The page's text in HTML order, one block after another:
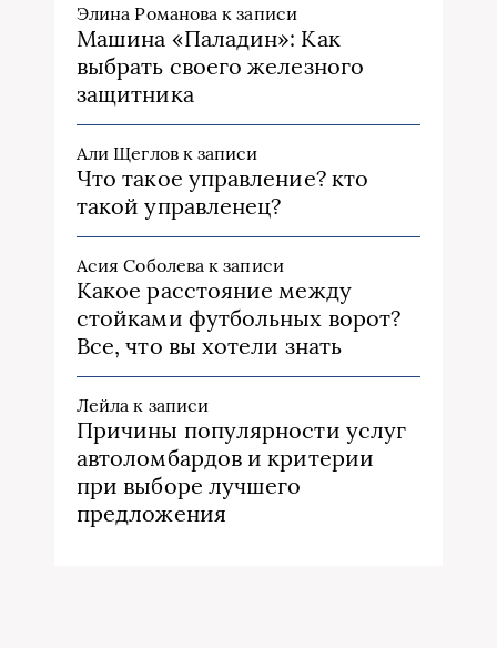
Элина Романова к записи
Машина «Паладин»: Как
выбрать своего железного
защитника
Али Щегловк записи
Что такое управление? кто
такой управленец?
Асия Соболева к записи
Какое расстояние между
стойками футбольных ворот?
Все, что вы хотели знать
Лейла к записи
Причины популярности услуг
автоломбардов и критерии
при выборе лучшего
предложения